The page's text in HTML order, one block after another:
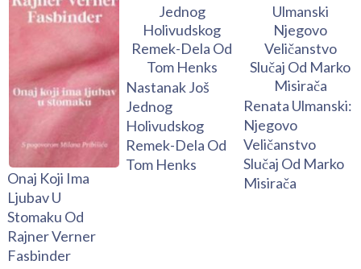
Onaj Koji Ima
Ljubav U
Stomaku Od
Rajner Verner
Fasbinder
Nastanak Još
Jednog
Holivudskog
Remek-Dela Od
Tom Henks
Renata Ulmanski:
Njegovo
Veličanstvo
Slučaj Od Marko
Misirača